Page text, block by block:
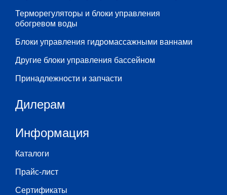
Терморегуляторы и блоки управления
обогревом воды
Блоки управления гидромассажными ваннами
Другие блоки управления бассейном
Принадлежности и запчасти
Дилерам
Информация
Каталоги
Прайс-лист
Сертификаты